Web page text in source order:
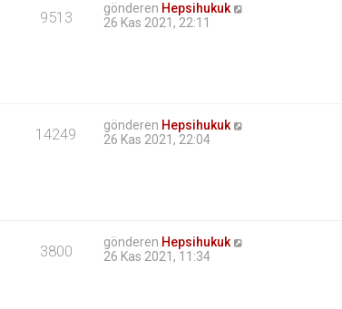
9513 gönderen Hepsihukuk
26 Kas 2021, 22:11
14249 gönderen Hepsihukuk
26 Kas 2021, 22:04
3800 gönderen Hepsihukuk
26 Kas 2021, 11:34